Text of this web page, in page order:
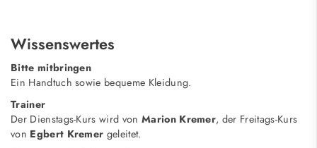
Wissenswertes
Bitte mitbringen
Ein Handtuch sowie bequeme Kleidung.
Trainer
Der Dienstags-Kurs wird von Marion Kremer, der Freitags-Kurs
von Egbert Kremer geleitet.